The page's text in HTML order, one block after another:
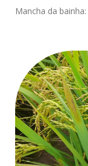
Mancha da bainha: